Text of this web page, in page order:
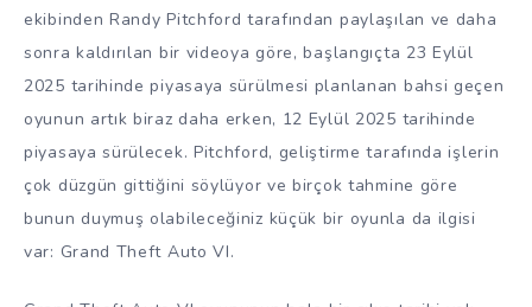
ekibinden Randy Pitchford tarafından paylaşılan ve daha
sonra kaldırılan bir videoya göre, başlangıçta 23 Eylül
2025 tarihinde piyasaya sürülmesi planlanan bahsi geçen
oyunun artık biraz daha erken, 12 Eylül 2025 tarihinde
piyasaya sürülecek. Pitchford, geliştirme tarafında işlerin
çok düzgün gittiğini söylüyor ve birçok tahmine göre
bunun duymuş olabileceğiniz küçük bir oyunla da ilgisi
var: Grand Theft Auto VI.